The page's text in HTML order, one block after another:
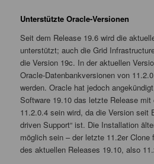
Unterstützte Oracle-Versionen
Seit dem Release 19.6 wird die
unterstützt; auch die Grid
die Version 19c. In der aktuellen
Oracle-Datenbankversionen von
werden. Oracle hat jedoch
Software 19.10 das letzte Release
11.2.0.4 sein wird, da die Version seit
driven Support“ ist. Die Installation
möglich sein – der letzte 11.2er Clone
des aktuellen Releases 19.10, also